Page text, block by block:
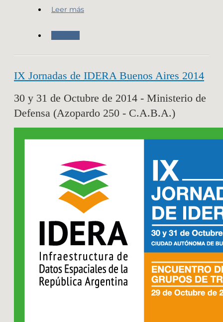
Leer más
IX Jornadas de IDERA Buenos Aires 2014
30 y 31 de Octubre de 2014 - Ministerio de
Defensa (Azopardo 250 - C.A.B.A.)